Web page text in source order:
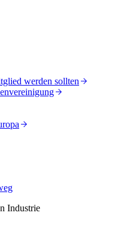
werden sollten
Industrie